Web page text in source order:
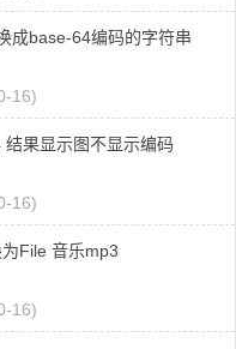
成base-64编码的字符串
16)
果显示图不显示编码
16)
File 音乐mp3
16)